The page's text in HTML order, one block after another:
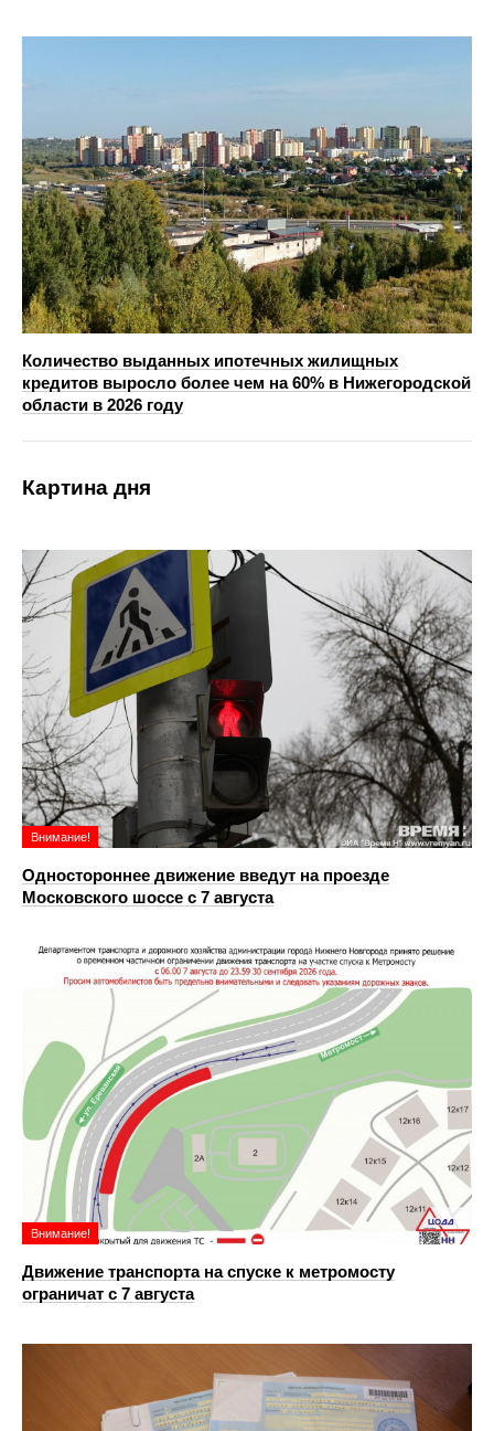
Количество выданных ипотечных жилищных
кредитов выросло более чем на 60% в Нижегородской
области в 2026 году
Картина дня
Внимание!
Одностороннее движение введут на проезде
Московского шоссе с 7 августа
Внимание!
Движение транспорта на спуске к метромосту
ограничат с 7 августа